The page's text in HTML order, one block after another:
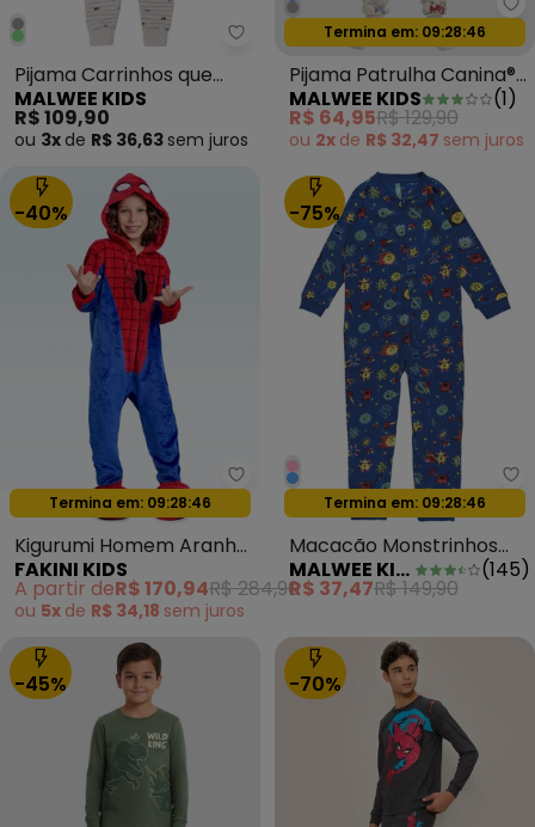
Malwee Kids - Pijama
Pijama Carrinhos que
Brilha no Cinza Claro
MALWEE KIDS
R$ 109,90
ou 3x de R$ 36,63 sem juros
Oferta relâmpago
Termina em: 09:28:44
Pijama Patrulha Canina®
Cinza Mescla
MALWEE KIDS (1)
R$ 64,95R$ 129,90
ou 2x de R$ 32,47 sem juros
-40%
Fakini Kids - Kigurumi Homem
Oferta relâmpago
Termina em: 09:28:44
Kigurumi Homem Aranha
Vermelho
FAKINI KIDS
A partir deR$ 170,94R$ 284,90
ou 5x de R$ 34,18 sem juros
-75%
Oferta relâmpago
Termina em: 09:28:44
Macacão Monstrinhos
em Soft Menino Azul
MALWEE KIDS (145)
R$ 37,47R$ 149,90
-45% -70%